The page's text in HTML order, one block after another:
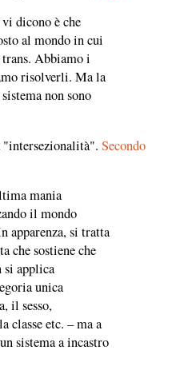
dicono è che
al mondo in cui
trans. Abbiamo i
risolverli. Ma la
non sono
"intersezionalità". Secondo
mania
il mondo
apparenza, si tratta
che sostiene che
si applica
unica
il sesso,
classe etc. – ma a
sistema a incastro